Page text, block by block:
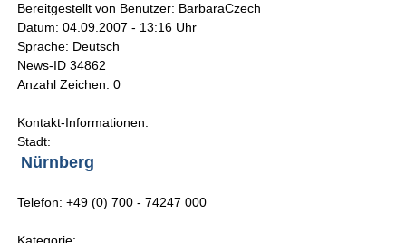
Bereitgestellt von Benutzer: BarbaraCzech
Datum: 04.09.2007 - 13:16 Uhr
Sprache: Deutsch
News-ID 34862
Anzahl Zeichen: 0
Kontakt-Informationen:
Stadt:
Nürnberg
Telefon: +49 (0) 700 - 74247 000